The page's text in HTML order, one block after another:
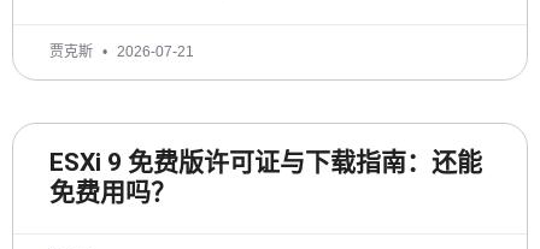
贾克斯 2026-07-21
ESXi 9 免费版许可证与下载指南：还能
免费用吗？